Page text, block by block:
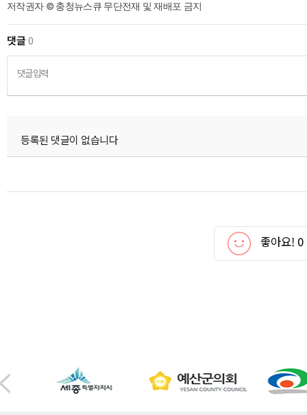
저작권자 © 충청뉴스큐 무단전재 및 재배포 금지
댓글0
댓글입력
등록된 댓글이 없습니다
좋아요! 0